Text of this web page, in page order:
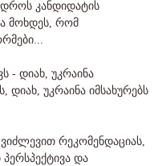
დროს კანდიდატის
მოხდეს, რომ
- დიახ, უკრაინა
დიახ, უკრაინა იმსახურებს
რეკომენდაციას,
და